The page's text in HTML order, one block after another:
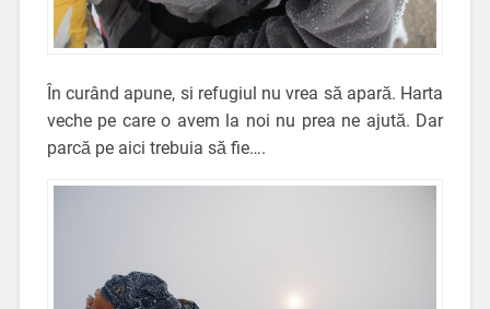
În curând apune, si refugiul nu vrea să apară. Harta
veche pe care o avem la noi nu prea ne ajută. Dar
parcă pe aici trebuia să fie….